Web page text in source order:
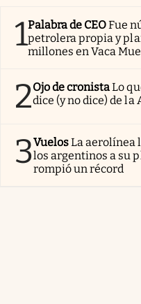
1Palabra de CEOFue
petrolera propia y
millones en Vaca
2Ojo de cronistaLo
dice (y no dice) de
3VuelosLa aerolínea
los argentinos a su
rompió un récord